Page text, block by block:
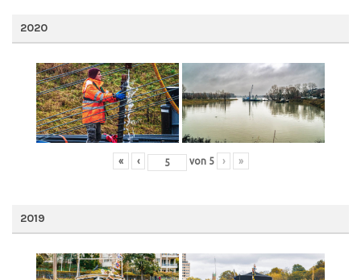
2020
« ‹ von 5 › »
2019